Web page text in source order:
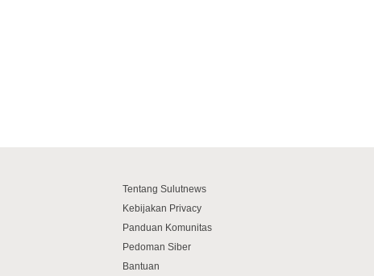
Tentang Sulutnews
Kebijakan Privacy
Panduan Komunitas
Pedoman Siber
Bantuan